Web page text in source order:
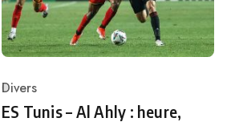
Category
Divers
ES Tunis – Al Ahly : heure,